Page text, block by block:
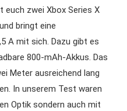
euch zwei Xbox Series X
bringt eine
A mit sich. Dazu gibt es
800-mAh-Akkus. Das
Meter ausreichend lang
In unserem Test waren
Optik sondern auch mit